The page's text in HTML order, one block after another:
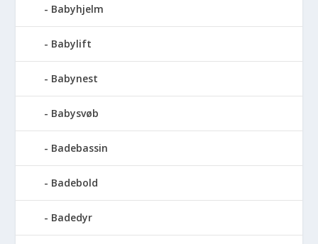
Babyhjelm
Babylift
Babynest
Babysvøb
Badebassin
Badebold
Badedyr